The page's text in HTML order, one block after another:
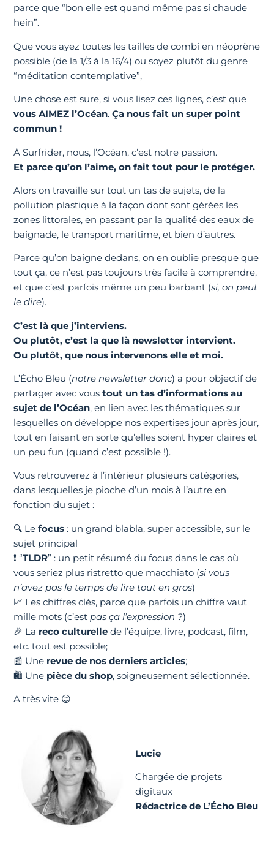
parce que “bon elle est quand même pas si chaude
hein”.
Que vous ayez toutes les tailles de combi en néoprène
possible (de la 1/3 à la 16/4) ou soyez plutôt du genre
“méditation contemplative”,
Une chose est sure, si vous lisez ces lignes, c’est que
vous AIMEZ l’Océan.Ça nous fait un super point
commun !
À Surfrider, nous, l’Océan, c’est notre passion.
Et parce qu’on l’aime, on fait tout pour le protéger.
Alors on travaille sur tout un tas de sujets, de la
pollution plastique à la façon dont sont gérées les
zones littorales, en passant par la qualité des eaux de
baignade, le transport maritime, et bien d’autres.
Parce qu’on baigne dedans, on en oublie presque que
tout ça, ce n’est pas toujours très facile à comprendre,
et que c’est parfois même un peu barbant (si, on peut
le dire).
C’est là que j’interviens.
Ou plutôt, c’est la que là newsletter intervient.
Ou plutôt, que nous intervenons elle et moi.
L’Écho Bleu (notre newsletter donc) a pour objectif de
partager avec voustout un tas d’informations au
sujet de l’Océan, en lien avec les thématiques sur
lesquelles on développe nos expertises jour après jour,
tout en faisant en sorte qu’elles soient hyper claires et
un peu fun (quand c’est possible !).
Vous retrouverez à l’intérieur plusieurs catégories,
dans lesquelles je pioche d’un mois à l’autre en
fonction du sujet :
🔍 Lefocus : un grand blabla, super accessible, sur le
sujet principal
❗ “TLDR” : un petit résumé du focus dans le cas où
vous seriez plus ristretto que macchiato (si vous
n’avez pas le temps de lire tout en gros)
📈 Les chiffres clés, parce que parfois un chiffre vaut
mille mots (c’estpas ça l’expression ?)
🎉 La reco culturelle de l’équipe, livre, podcast, film,
etc. tout est possible;
📰 Une revue de nos derniers articles;
🛍️ Une pièce du shop, soigneusement sélectionnée.
A très vite 😊
Lucie
Chargée de projets
digitaux
Rédactrice de L’Écho Bleu